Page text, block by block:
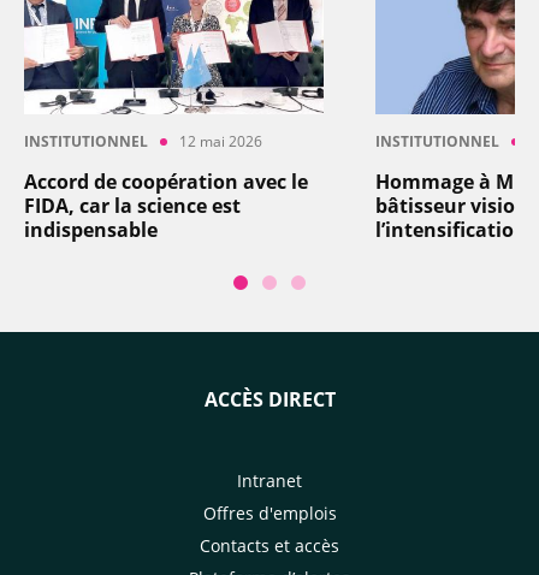
INSTITUTIONNEL 12 mai 2026
Accord de coopération avec le
FIDA, car la science est
indispensable
INSTITUTIONNEL
Hommage à
bâtisseur
l’intensification
ACCÈS DIRECT
Intranet
Offres d'emplois
Contacts et accès